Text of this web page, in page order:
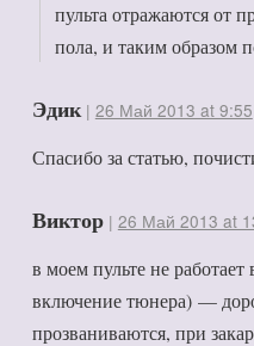
пульта отражаются от
пола, и таким образом
Эдик | 26 Май 2013 at 9:55
Спасибо за статью,
Виктор | 26 Май 2013 at
в моем пульте не
включение тюнера) —
прозваниваются, при